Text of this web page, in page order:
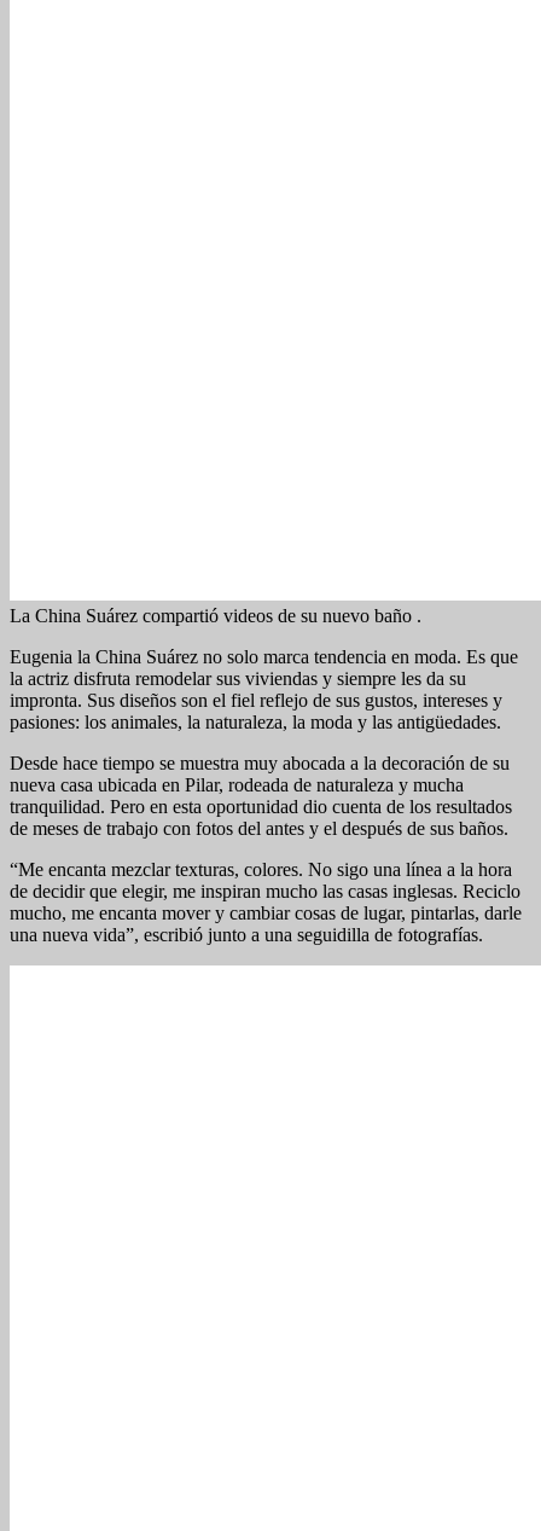
La China Suárez compartió videos de su nuevo baño .
Eugenia la China Suárez no solo marca tendencia en moda. Es que
la actriz disfruta remodelar sus viviendas y siempre les da su
impronta. Sus diseños son el fiel reflejo de sus gustos, intereses y
pasiones: los animales, la naturaleza, la moda y las antigüedades.
Desde hace tiempo se muestra muy abocada a la decoración de su
nueva casa ubicada en Pilar, rodeada de naturaleza y mucha
tranquilidad. Pero en esta oportunidad dio cuenta de los resultados
de meses de trabajo con fotos del antes y el después de sus baños.
“Me encanta mezclar texturas, colores. No sigo una línea a la hora
de decidir que elegir, me inspiran mucho las casas inglesas. Reciclo
mucho, me encanta mover y cambiar cosas de lugar, pintarlas, darle
una nueva vida”, escribió junto a una seguidilla de fotografías.